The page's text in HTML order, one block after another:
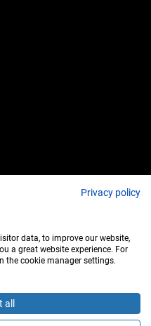
Privacy policy
data, to improve our website,
a great website experience. For
the cookie manager settings.